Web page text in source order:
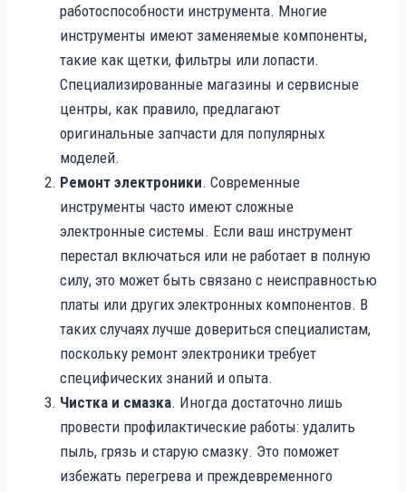
работоспособности инструмента. Многие
инструменты имеют заменяемые компоненты,
такие как щетки, фильтры или лопасти.
Специализированные магазины и сервисные
центры, как правило, предлагают
оригинальные запчасти для популярных
моделей.
Ремонт электроники. Современные
инструменты часто имеют сложные
электронные системы. Если ваш инструмент
перестал включаться или не работает в полную
силу, это может быть связано с неисправностью
платы или других электронных компонентов. В
таких случаях лучше довериться специалистам,
поскольку ремонт электроники требует
специфических знаний и опыта.
Чистка и смазка. Иногда достаточно лишь
провести профилактические работы: удалить
пыль, грязь и старую смазку. Это поможет
избежать перегрева и преждевременного